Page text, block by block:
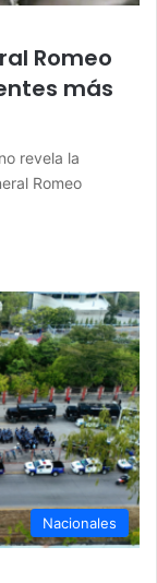
Romeo
más
revela la
Romeo
Nacionales